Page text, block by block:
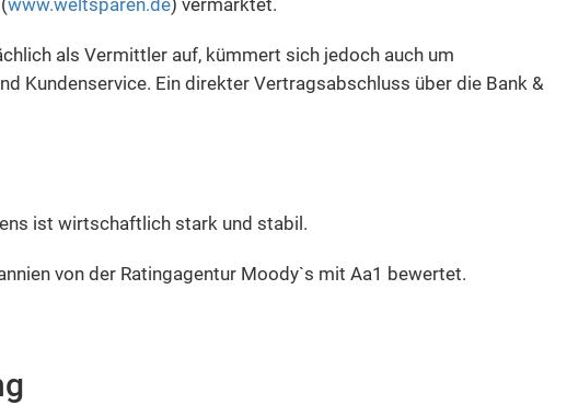
als Vermittler auf, kümmert sich jedoch auch um
Kundenservice. Ein direkter Vertragsabschluss über die Bank &
ist wirtschaftlich stark und stabil.
von der Ratingagentur Moody`s mit Aa1 bewertet.